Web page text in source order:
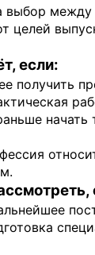
выбор
целей
если:
получить
начать